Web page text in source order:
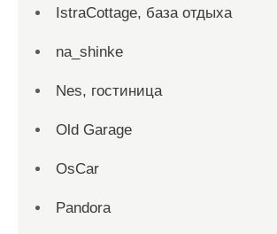
IstraCottage, база отдыха
na_shinke
Nes, гостиница
Old Garage
OsCar
Pandora